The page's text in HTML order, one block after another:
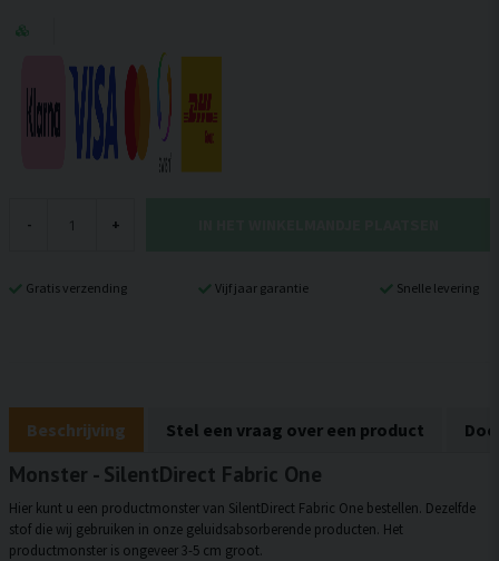
- +
Gratis verzending Vijf jaar garantie Snelle levering
Beschrijving Stel een vraag over een product
Monster - SilentDirect Fabric One
Hier kunt u een productmonster van SilentDirect Fabric One bestellen. Dezelfde
stof die wij gebruiken in onze geluidsabsorberende producten. Het
productmonster is ongeveer 3-5 cm groot.